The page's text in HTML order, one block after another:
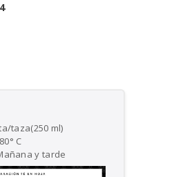
taza(250 ml)
C
y tarde